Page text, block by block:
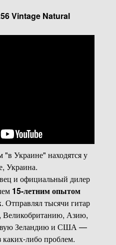
Vintage Natural
"в Украине" находятся у
Украина.
и официальный дилер
15-летним опытом
. Отправлял тысячи гитар
Великобританию, Азию,
Зеландию и США —
либо проблем.